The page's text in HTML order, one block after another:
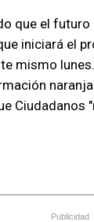
que el
iniciará el
mismo
Ciudadanos
Publicidad